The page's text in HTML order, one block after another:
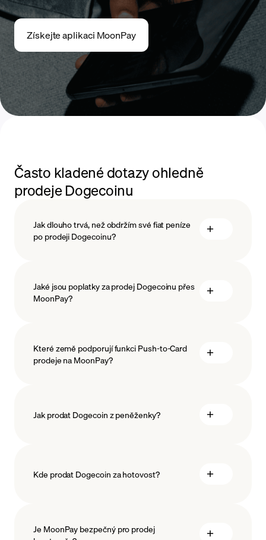
Získejte aplikaci MoonPay
Často kladené dotazy ohledně
prodeje Dogecoinu
Jak dlouho trvá, než obdržím své fiat peníze
po prodeji Dogecoinu?
Jaké jsou poplatky za prodej Dogecoinu přes
MoonPay?
Které země podporují funkci Push-to-Card
prodeje na MoonPay?
Jak prodat Dogecoin z peněženky?
Kde prodat Dogecoin za hotovost?
Je MoonPay bezpečný pro prodej